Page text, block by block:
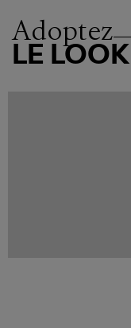
Adoptez
LE LOOK